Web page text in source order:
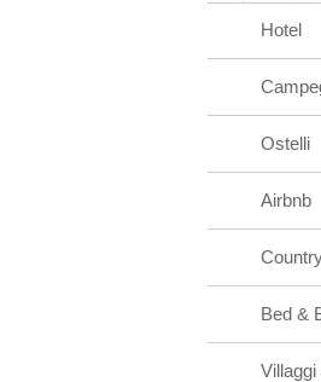
Hotel
Ostelli
Airbnb
Bed &